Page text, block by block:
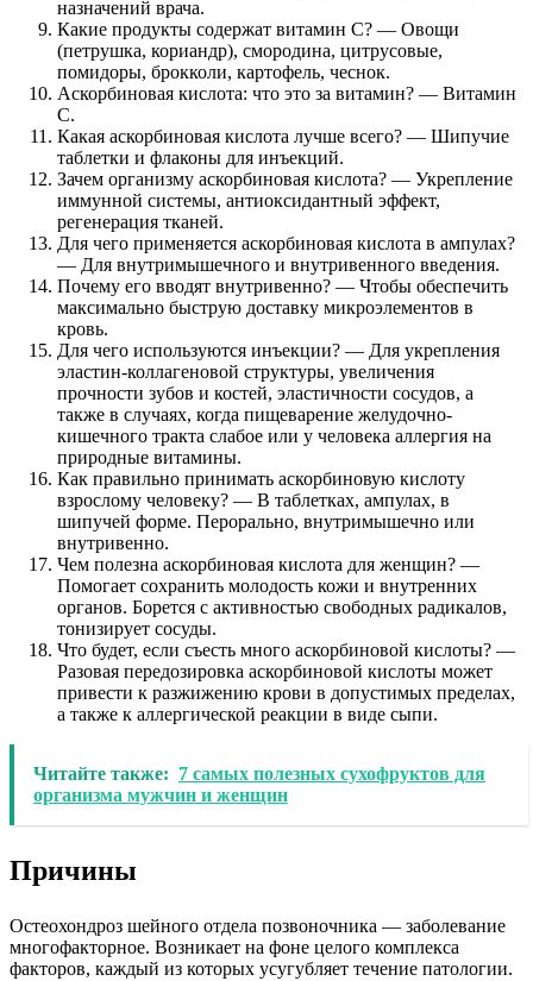
назначений врача.
Какие продукты содержат витамин С? — Овощи
(петрушка, кориандр), смородина, цитрусовые,
помидоры, брокколи, картофель, чеснок.
Аскорбиновая кислота: что это за витамин? — Витамин
С.
Какая аскорбиновая кислота лучше всего? — Шипучие
таблетки и флаконы для инъекций.
Зачем организму аскорбиновая кислота? — Укрепление
иммунной системы, антиоксидантный эффект,
регенерация тканей.
Для чего применяется аскорбиновая кислота в ампулах?
— Для внутримышечного и внутривенного введения.
Почему его вводят внутривенно? — Чтобы обеспечить
максимально быструю доставку микроэлементов в
кровь.
Для чего используются инъекции? — Для укрепления
эластин-коллагеновой структуры, увеличения
прочности зубов и костей, эластичности сосудов, а
также в случаях, когда пищеварение желудочно-
кишечного тракта слабое или у человека аллергия на
природные витамины.
Как правильно принимать аскорбиновую кислоту
взрослому человеку? — В таблетках, ампулах, в
шипучей форме. Перорально, внутримышечно или
внутривенно.
Чем полезна аскорбиновая кислота для женщин? —
Помогает сохранить молодость кожи и внутренних
органов. Борется с активностью свободных радикалов,
тонизирует сосуды.
Что будет, если съесть много аскорбиновой кислоты? —
Разовая передозировка аскорбиновой кислоты может
привести к разжижению крови в допустимых пределах,
а также к аллергической реакции в виде сыпи.
Читайте также: 7 самых полезных сухофруктов для
организма мужчин и женщин
Причины
Остеохондроз шейного отдела позвоночника — заболевание
многофакторное. Возникает на фоне целого комплекса
факторов, каждый из которых усугубляет течение патологии.